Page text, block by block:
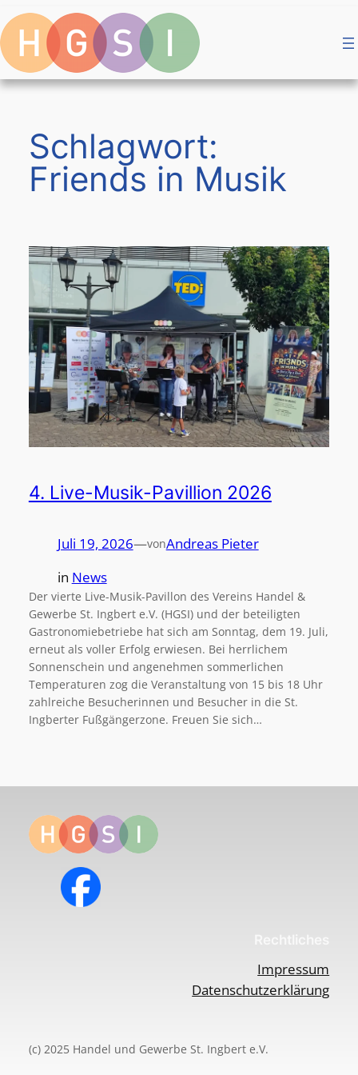
Zum
Inhalt
springen
Schlagwort:
Friends in Musik
4. Live-Musik-Pavillion 2026
Juli 19, 2026—vonAndreas Pieter
in News
Der vierte Live-Musik-Pavillon des Vereins Handel &
Gewerbe St. Ingbert e.V. (HGSI) und der beteiligten
Gastronomiebetriebe hat sich am Sonntag, dem 19. Juli,
erneut als voller Erfolg erwiesen. Bei herrlichem
Sonnenschein und angenehmen sommerlichen
Temperaturen zog die Veranstaltung von 15 bis 18 Uhr
zahlreiche Besucherinnen und Besucher in die St.
Ingberter Fußgängerzone. Freuen Sie sich…
Impressum
Datenschutzerklärung
(c) 2025 Handel und Gewerbe St. Ingbert e.V.